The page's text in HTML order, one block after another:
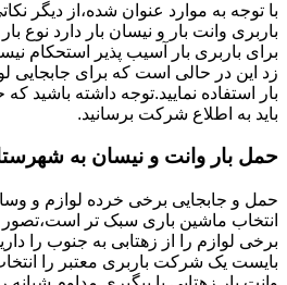
با توجه به موارد عنوان شده،از دیگر
باربری وانت بار و نیسان بار دارد نوع
برای باربری بار آسیب پذیر استحکام
زد این در حالی است که برای جابجایی
بار استفاده نمایید.توجه داشته باشید
باید به اطلاع شرکت برسانید.
حمل بار وانت و نیسان به
حمل و جابجایی برخی خرده لوازم و
انتخاب ماشین باری سبک تر
برخی لوازم را از زهتابی به جنوب را
بایست یک شرکت باربری معتبر را